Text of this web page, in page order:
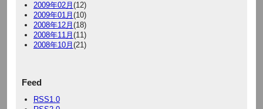
2009年02月 (12)
2009年01月 (10)
2008年12月 (18)
2008年11月 (11)
2008年10月 (21)
Feed
RSS1.0